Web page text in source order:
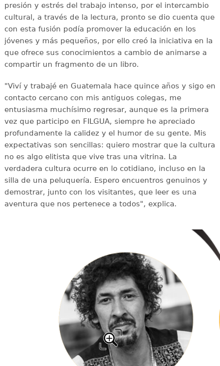
presión y estrés del trabajo intenso, por el intercambio
cultural, a través de la lectura, pronto se dio cuenta que
con esta fusión podía promover la educación en los
jóvenes y más pequeños, por ello creó la iniciativa en la
que ofrece sus conocimientos a cambio de animarse a
compartir un fragmento de un libro.
"Viví y trabajé en Guatemala hace quince años y sigo en
contacto cercano con mis antiguos colegas, me
entusiasma muchísimo regresar, aunque es la primera
vez que participo en FILGUA, siempre he apreciado
profundamente la calidez y el humor de su gente. Mis
expectativas son sencillas: quiero mostrar que la cultura
no es algo elitista que vive tras una vitrina. La
verdadera cultura ocurre en lo cotidiano, incluso en la
silla de una peluquería. Espero encuentros genuinos y
demostrar, junto con los visitantes, que leer es una
aventura que nos pertenece a todos", explica.